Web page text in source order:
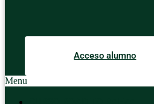
Acceso alumno
Menu